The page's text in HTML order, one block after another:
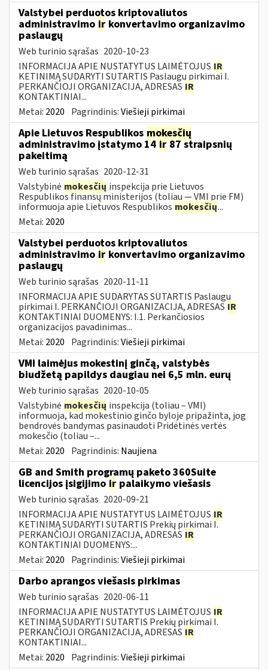
Valstybei perduotos kriptovaliutos
administravimo ir konvertavimo organizavimo
paslaugų
Web turinio sąrašas 2020-10-23
INFORMACIJA APIE NUSTATYTUS LAIMĖTOJUS IR
KETINIMĄ SUDARYTI SUTARTIS Paslaugų pirkimai I.
PERKANČIOJI ORGANIZACIJA, ADRESAS IR
KONTAKTINIAI...
Metai: 2020 Pagrindinis:Viešieji pirkimai
Apie Lietuvos Respublikos mokesčių
administravimo įstatymo 14ir87 straipsnių
pakeitimą
Web turinio sąrašas 2020-12-31
Valstybinė mokesčių inspekcija prie Lietuvos
Respublikos finansų ministerijos (toliau — VMI prie FM)
informuoja apie Lietuvos Respublikos mokesčių...
Metai: 2020
Valstybei perduotos kriptovaliutos
administravimo ir konvertavimo organizavimo
paslaugų
Web turinio sąrašas 2020-11-11
INFORMACIJA APIE SUDARYTAS SUTARTIS Paslaugų
pirkimai I. PERKANČIOJI ORGANIZACIJA, ADRESAS IR
KONTAKTINIAI DUOMENYS: I.1. Perkančiosios
organizacijos pavadinimas...
Metai: 2020 Pagrindinis:Viešieji pirkimai
VMI laimėjus mokestinį ginčą, valstybės
biudžetą papildys daugiau nei 6,5 mln. eurų
Web turinio sąrašas 2020-10-05
Valstybinė mokesčių inspekcija (toliau – VMI)
informuoja, kad mokestinio ginčo byloje pripažinta, jog
bendrovės bandymas pasinaudoti Pridėtinės vertės
mokesčio (toliau –...
Metai: 2020 Pagrindinis: Naujiena
GB and Smith programų paketo 360Suite
licencijos įsigijimo ir palaikymo viešasis
Web turinio sąrašas 2020-09-21
INFORMACIJA APIE NUSTATYTUS LAIMĖTOJUS IR
KETINIMĄ SUDARYTI SUTARTIS Prekių pirkimai I.
PERKANČIOJI ORGANIZACIJA, ADRESAS IR
KONTAKTINIAI DUOMENYS:...
Metai: 2020 Pagrindinis:Viešieji pirkimai
Darbo aprangos viešasis pirkimas
Web turinio sąrašas 2020-06-11
INFORMACIJA APIE NUSTATYTUS LAIMĖTOJUS IR
KETINIMĄ SUDARYTI SUTARTIS Prekių pirkimai I.
PERKANČIOJI ORGANIZACIJA, ADRESAS IR
KONTAKTINIAI...
Metai: 2020 Pagrindinis:Viešieji pirkimai